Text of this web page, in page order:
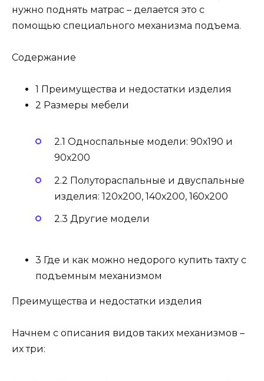
нужно поднять матрас – делается это с
помощью специального механизма подъема.
Содержание
1 Преимущества и недостатки изделия
2 Размеры мебели
2.1 Односпальные модели: 90х190 и
90х200
2.2 Полутораспальные и двуспальные
изделия: 120х200, 140х200, 160х200
2.3 Другие модели
3 Где и как можно недорого купить тахту с
подъемным механизмом
Преимущества и недостатки изделия
Начнем с описания видов таких механизмов –
их три: